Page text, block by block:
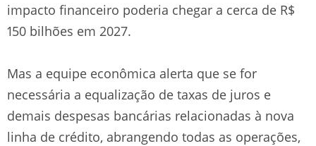
impacto financeiro poderia chegar a cerca de R$
150 bilhões em 2027.
Mas a equipe econômica alerta que se for
necessária a equalização de taxas de juros e
demais despesas bancárias relacionadas à nova
linha de crédito, abrangendo todas as operações,